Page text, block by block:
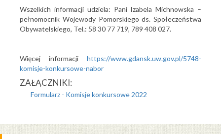
Wszelkich informacji udziela: Pani Izabela Michnowska –
pełnomocnik Wojewody Pomorskiego ds. Społeczeństwa
Obywatelskiego, Tel.: 58 30 77 719, 789 408 027.
Więcej informacji https://www.gdansk.uw.gov.pl/5748-
komisje-konkursowe-nabor
ZAŁĄCZNIKI:
Formularz - Komisje konkursowe 2022